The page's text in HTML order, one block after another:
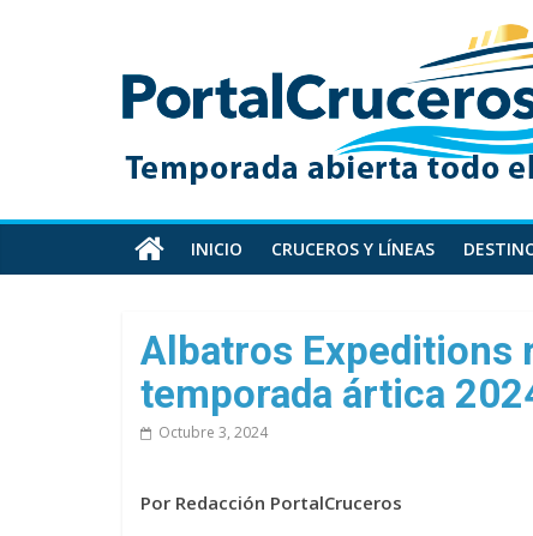
PortalCruceros
Toda
información
cruceros
en
un
sitio
INICIO CRUCEROS Y LÍNEAS
Albatros Expeditions
temporada ártica
Octubre 3, 2024
Por Redacción PortalCruceros